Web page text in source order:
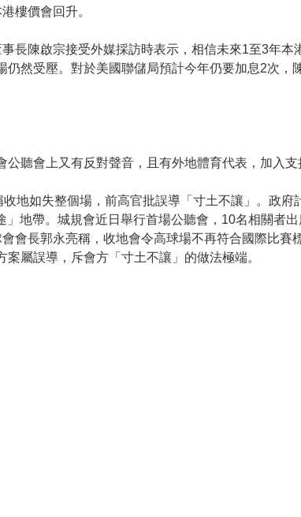
樓價會回升。
長陳啟宗接受外媒採訪時表示，相信未來1至3年本
然受壓。對於美國聯儲局預計今年仍要加息2次，
聽會上又有反對聲音，且有外地體育代表，加入支
地如失整個場，前高官批誤導「寸土不讓」。政
地帶。城規會近日舉行首場公聽會，10名相關者
會長郭永亮稱，收地會令高球場不再符合國際比賽
屬誤導，斥會方「寸土不讓」的做法極端。